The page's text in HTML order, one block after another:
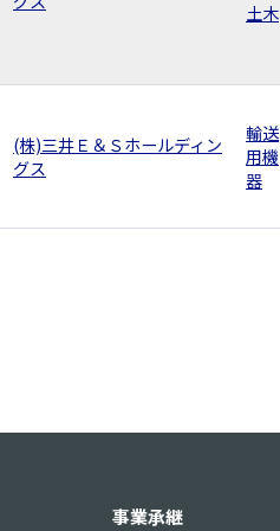
土木
(株)三井Ｅ＆Ｓホールディン
グス
輸送
用機
器
事業承継